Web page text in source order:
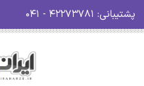
پشتیبانی: